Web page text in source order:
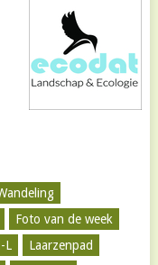
Foto van de week
L
Laarzenpad